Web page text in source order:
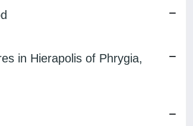
in Hierapolis of Phrygia,